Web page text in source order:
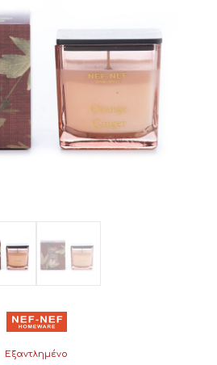
επιλογές
μπορούν
επιλεγούν
σελίδα
προϊόντος
Εξαντλημένο